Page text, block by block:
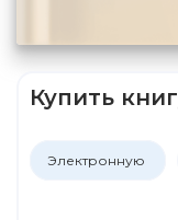
Купить
Электронную